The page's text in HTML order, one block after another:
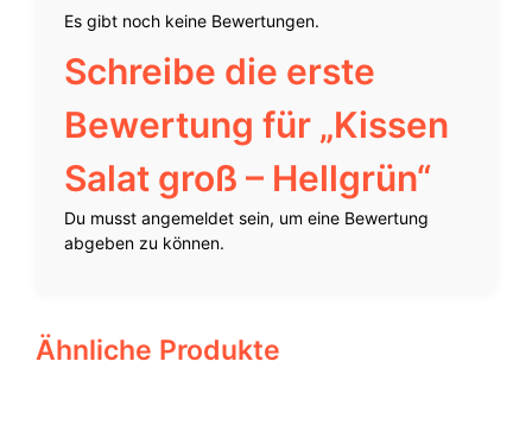
Es gibt noch keine Bewertungen.
Schreibe die erste
Bewertung für „Kissen
Salat groß – Hellgrün“
Du musst angemeldet sein, um eine Bewertung
abgeben zu können.
Ähnliche Produkte